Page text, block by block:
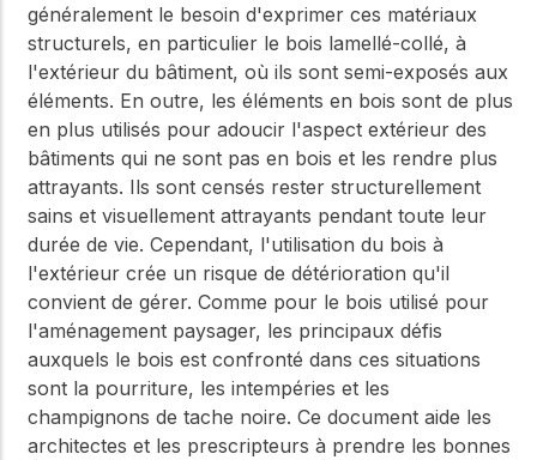
généralement le besoin d'exprimer ces matériaux
structurels, en particulier le bois lamellé-collé, à
l'extérieur du bâtiment, où ils sont semi-exposés aux
éléments. En outre, les éléments en bois sont de plus
en plus utilisés pour adoucir l'aspect extérieur des
bâtiments qui ne sont pas en bois et les rendre plus
attrayants. Ils sont censés rester structurellement
sains et visuellement attrayants pendant toute leur
durée de vie. Cependant, l'utilisation du bois à
l'extérieur crée un risque de détérioration qu'il
convient de gérer. Comme pour le bois utilisé pour
l'aménagement paysager, les principaux défis
auxquels le bois est confronté dans ces situations
sont la pourriture, les intempéries et les
champignons de tache noire. Ce document aide les
architectes et les prescripteurs à prendre les bonnes